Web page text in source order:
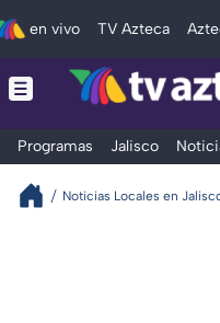
en vivo TV Azteca
Programas Jalisco
Noticias Locales en